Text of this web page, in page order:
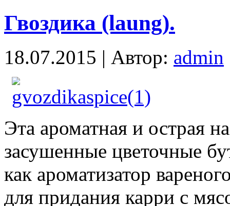
Гвоздика (laung).
18.07.2015 | Автор: admin
Эта ароматная и острая
засушенные цветочные
как ароматизатор
для придания карри с